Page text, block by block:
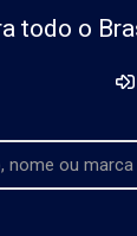
todo o